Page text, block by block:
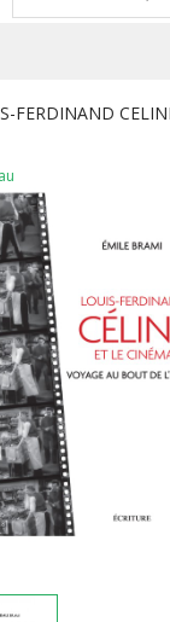
FERDINAND